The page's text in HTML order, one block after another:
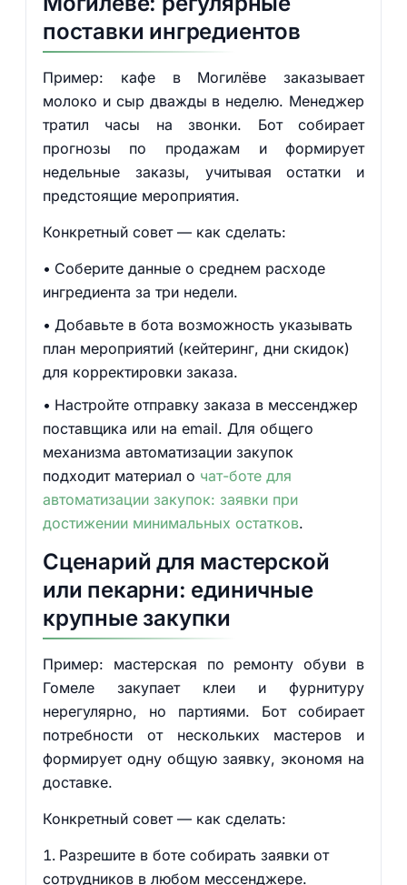
поставки ингредиентов
Пример: кафе в Могилёве заказывает
молоко и сыр дважды в неделю. Менеджер
тратил часы на звонки. Бот собирает
прогнозы по продажам и формирует
недельные заказы, учитывая остатки и
предстоящие мероприятия.
Конкретный совет — как сделать:
Соберите данные о среднем расходе
ингредиента за три недели.
Добавьте в бота возможность указывать
план мероприятий (кейтеринг, дни скидок)
для корректировки заказа.
Настройте отправку заказа в мессенджер
поставщика или на email. Для общего
механизма автоматизации закупок
подходит материал о чат-боте для
автоматизации закупок: заявки при
достижении минимальных остатков.
Сценарий для мастерской
или пекарни: единичные
крупные закупки
Пример: мастерская по ремонту обуви в
Гомеле закупает клеи и фурнитуру
нерегулярно, но партиями. Бот собирает
потребности от нескольких мастеров и
формирует одну общую заявку, экономя на
доставке.
Конкретный совет — как сделать:
Разрешите в боте собирать заявки от
сотрудников в любом мессенджере.